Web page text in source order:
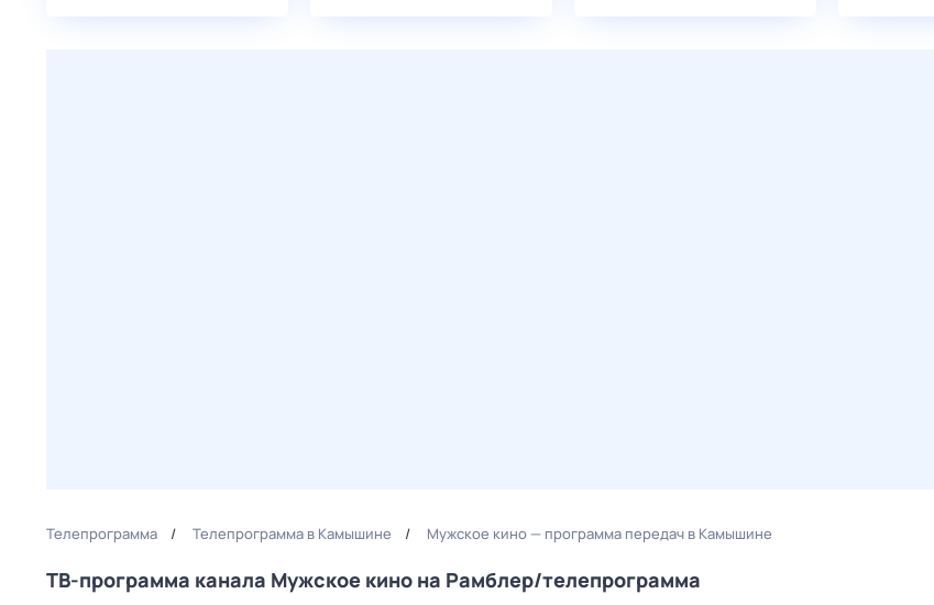
Телепрограмма Телепрограмма в Камышине Мужское кино — программа передач в Камышине
ТВ-программа канала Мужское кино на Рамблер/телепрограмма